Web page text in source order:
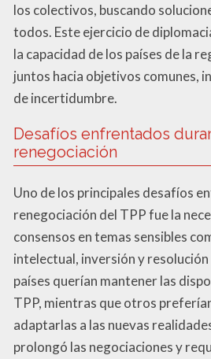
los colectivos, buscando
todos. Este ejercicio de
la capacidad de los países de la
juntos hacia objetivos comunes,
de incertidumbre.
Desafíos enfrentados
renegociación
Uno de los principales desafíos
renegociación del TPP fue la
consensos en temas sensibles
intelectual, inversión y
países querían mantener las
TPP, mientras que otros
adaptarlas a las nuevas
prolongó las negociaciones y